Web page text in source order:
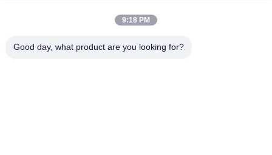
Σκληραίνοντας
9:18 PM
Good day, what product are you looking for?